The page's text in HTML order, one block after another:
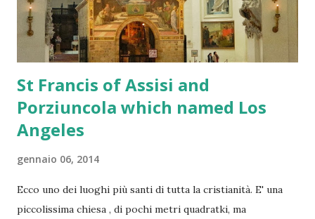
forming a huge Christmas tree , but look at the numbers,
and some photos:
St Francis of Assisi and
Porziuncola which named Los
Angeles
gennaio 06, 2014
Ecco uno dei luoghi più santi di tutta la cristianità. E' una
piccolissima chiesa , di pochi metri quadratki, ma